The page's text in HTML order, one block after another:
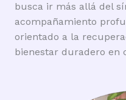
busca ir más allá del
acompañamiento
orientado a la
bienestar duradero en